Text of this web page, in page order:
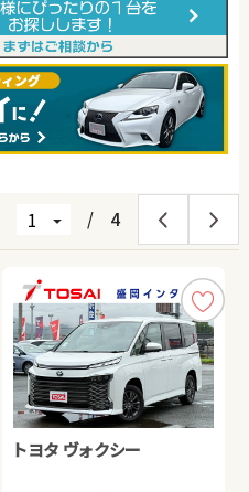
/ 4
トヨタ ヴォクシー
ホンダ フリード ハイブリ
スズキ ジムニー
ホンダ フリード